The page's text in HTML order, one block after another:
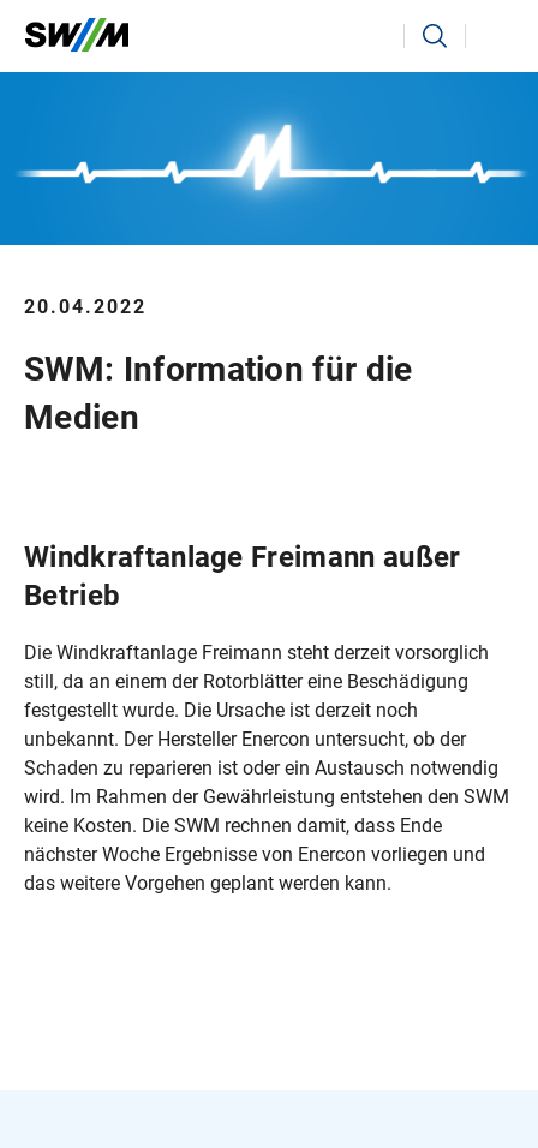
Ihr Suchbegriff Suchen
20.04.2022
SWM: Information für die
Medien
Windkraftanlage Freimann außer
Betrieb
Die Windkraftanlage Freimann steht derzeit vorsorglich
still, da an einem der Rotorblätter eine Beschädigung
festgestellt wurde. Die Ursache ist derzeit noch
unbekannt. Der Hersteller Enercon untersucht, ob der
Schaden zu reparieren ist oder ein Austausch notwendig
wird. Im Rahmen der Gewährleistung entstehen den SWM
keine Kosten. Die SWM rechnen damit, dass Ende
nächster Woche Ergebnisse von Enercon vorliegen und
das weitere Vorgehen geplant werden kann.